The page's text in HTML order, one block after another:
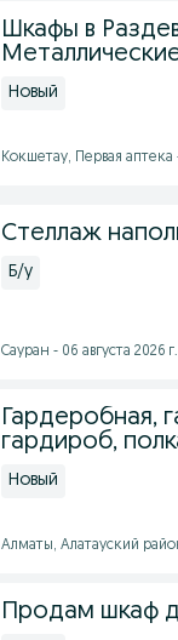
Шкафы в
Новый
Кокшетау, Первая аптека
Стеллаж
Б/у
Сауран - 06 августа 2026 г.
Гардеробная,
гардироб,
Новый
Алматы, Алатауский
Продам шкаф